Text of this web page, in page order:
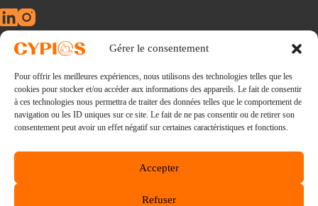
Gérer le consentement
Pour offrir les meilleures expériences, nous utilisons des technologies telles que les
cookies pour stocker et/ou accéder aux informations des appareils. Le fait de consentir
à ces technologies nous permettra de traiter des données telles que le comportement de
navigation ou les ID uniques sur ce site. Le fait de ne pas consentir ou de retirer son
consentement peut avoir un effet négatif sur certaines caractéristiques et fonctions.
Accepter
Refuser
e
:
Conférences
Consultations
La nouvelle révolution alimentaire
Ebooks
Blog